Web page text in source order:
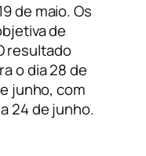
de maio. Os
de
resultado
o dia 28 de
junho, com
24 de junho.